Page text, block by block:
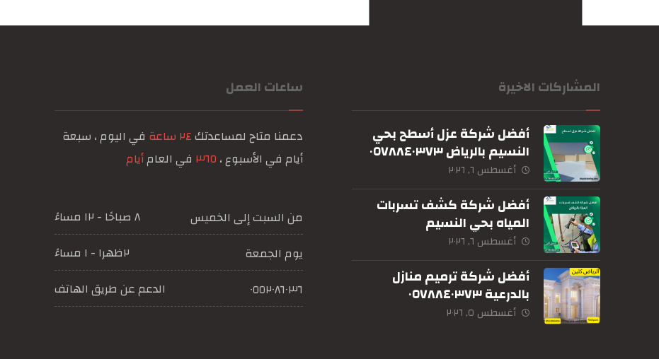
المشاركات الاخيرة
أفضل شركة عزل أسطح بحي
النسيم بالرياض ٠٥٧٨٨٤٠٣٧٣
أغسطس ٦, ٢٠٢٦
أفضل شركة كشف تسربات
المياه بحي النسيم
بالرياض٠٥٧٨٨٤٠٣٧٣
أغسطس ٦, ٢٠٢٦
أفضل شركة ترميم منازل
بالدرعية ٠٥٧٨٨٤٠٣٧٣
أغسطس ٥, ٢٠٢٦
ساعات العمل
دعمنا متاح لمساعدتك٢٤ ساعة
في اليوم ، سبعة
أيام في الأسبوع ، ٣٦٥ في العامأيام
من السبت إلى الخميس
٨ صباحًا - ١٢ مساءً
يوم الجمعة
٢ظهرا - ١ مساءً
٠٥٥٢٠٨٦٠٣٦
الدعم عن طريق الهاتف